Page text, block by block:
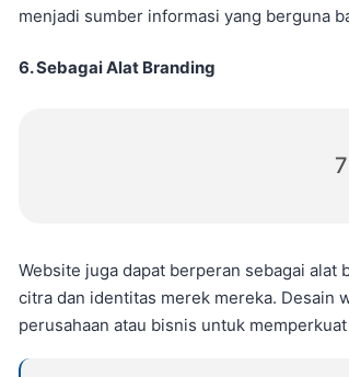
menjadi sumber informasi yang berguna
6. Sebagai Alat Branding
Website juga dapat berperan sebagai alat
citra dan identitas merek mereka. Desain
perusahaan atau bisnis untuk